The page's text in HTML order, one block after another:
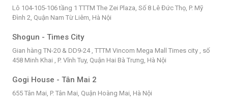
Lô 104-105-106 tầng 1 TTTM The Zei Plaza, Số 8 Lê Đức Thọ, P. Mỹ
Đình 2, Quận Nam Từ Liêm, Hà Nội
Shogun - Times City
Gian hàng TN-20 & DD9-24 , TTTM Vincom Mega Mall Times city , số
458 Minh Khai , P. Vĩnh Tuy, Quận Hai Bà Trưng, Hà Nội
Gogi House - Tân Mai 2
655 Tân Mai, P. Tân Mai, Quận Hoàng Mai, Hà Nội